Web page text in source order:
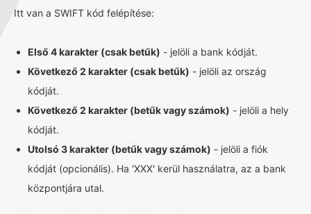
Itt van a SWIFT kód felépítése:
Első 4 karakter (csak betűk) - jelöli a bank kódját.
Következő 2 karakter (csak betűk) - jelöli az ország
kódját.
Következő 2 karakter (betűk vagy számok) - jelöli a hely
kódját.
Utolsó 3 karakter (betűk vagy számok) - jelöli a fiók
kódját (opcionális). Ha 'XXX' kerül használatra, az a bank
központjára utal.